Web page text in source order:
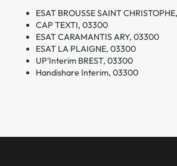
ESAT BROUSSE SAINT
CAP TEXTI, 03300
ESAT CARAMANTIS ARY, 03300
ESAT LA PLAIGNE, 03300
UP'Interim BREST, 03300
Handishare Interim, 03300